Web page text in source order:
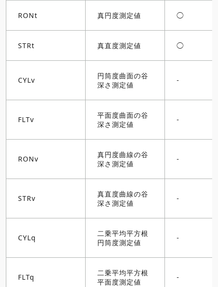
RONt 真円度測定値 ◯
STRt 真直度測定値 ◯
CYLv
円筒度曲面の谷
深さ測定値
-
FLTv
平面度曲面の谷
深さ測定値
-
RONv
真円度曲線の谷
深さ測定値
-
STRv
真直度曲線の谷
深さ測定値
-
CYLq
二乗平均平方根
円筒度測定値
-
FLTq
二乗平均平方根
平面度測定値
-